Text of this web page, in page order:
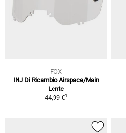
FOX
INJ Di Ricambio Airspace/Main
Lente
44,99 €1